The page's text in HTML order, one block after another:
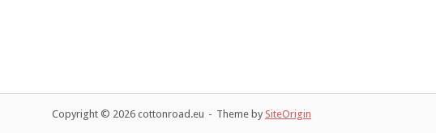
Copyright © 2026 cottonroad.eu Theme by SiteOrigin